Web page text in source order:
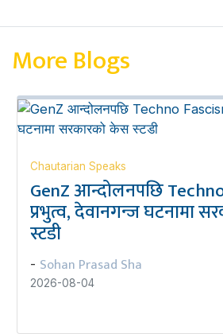
More Blogs
Chautarian Speaks
GenZ आन्दोलनपछि
प्रभुत्व, देवानगन्ज घटनामा
स्टडी
- Sohan Prasad Sha
2026-08-04